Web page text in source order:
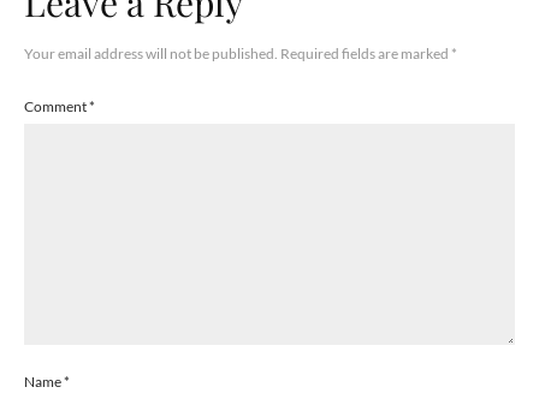
Your email address will not be published. Required fields are marked *
Comment*
Name*